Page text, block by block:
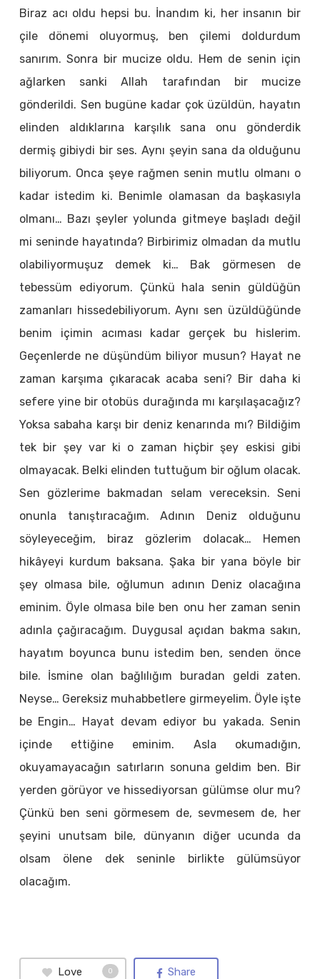
Biraz acı oldu hepsi bu. İnandım ki, her insanın bir
çile dönemi oluyormuş, ben çilemi doldurdum
sanırım. Sonra bir mucize oldu. Hem de senin için
ağlarken sanki Allah tarafından bir mucize
gönderildi. Sen bugüne kadar çok üzüldün, hayatın
elinden aldıklarına karşılık sana onu gönderdik
dermiş gibiydi bir ses. Aynı şeyin sana da olduğunu
biliyorum. Onca şeye rağmen senin mutlu olmanı o
kadar istedim ki. Benimle olamasan da başkasıyla
olmanı… Bazı şeyler yolunda gitmeye başladı değil
mi seninde hayatında? Birbirimiz olmadan da mutlu
olabiliyormuşuz demek ki… Bak görmesen de
tebessüm ediyorum. Çünkü hala senin güldüğün
zamanları hissedebiliyorum. Aynı sen üzüldüğünde
benim içimin acıması kadar gerçek bu hislerim.
Geçenlerde ne düşündüm biliyor musun? Hayat ne
zaman karşıma çıkaracak acaba seni? Bir daha ki
sefere yine bir otobüs durağında mı karşılaşacağız?
Yoksa sabaha karşı bir deniz kenarında mı? Bildiğim
tek bir şey var ki o zaman hiçbir şey eskisi gibi
olmayacak. Belki elinden tuttuğum bir oğlum olacak.
Sen gözlerime bakmadan selam vereceksin. Seni
onunla tanıştıracağım. Adının Deniz olduğunu
söyleyeceğim, biraz gözlerim dolacak… Hemen
hikâyeyi kurdum baksana. Şaka bir yana böyle bir
şey olmasa bile, oğlumun adının Deniz olacağına
eminim. Öyle olmasa bile ben onu her zaman senin
adınla çağıracağım. Duygusal açıdan bakma sakın,
hayatım boyunca bunu istedim ben, senden önce
bile. İsmine olan bağlılığım buradan geldi zaten.
Neyse… Gereksiz muhabbetlere girmeyelim. Öyle işte
be Engin… Hayat devam ediyor bu yakada. Senin
içinde ettiğine eminim. Asla okumadığın,
okuyamayacağın satırların sonuna geldim ben. Bir
yerden görüyor ve hissediyorsan gülümse olur mu?
Çünkü ben seni görmesem de, sevmesem de, her
şeyini unutsam bile, dünyanın diğer ucunda da
olsam ölene dek seninle birlikte gülümsüyor
olacağım.
Love 0 Share